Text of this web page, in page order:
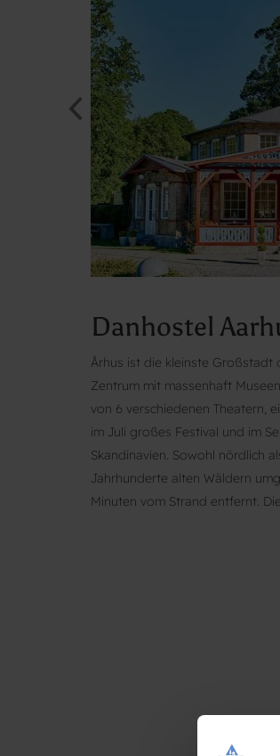
Danhostel
Århus ist die kleinste Großstadt
Zentrum mit massenhaft
von 6 verschiedenen Theatern,
im Juli großes Festival und im
Skandinavien. Sowohl nördlich
Jahrhunderte alten Wäldern
Minuten vom Strand entfernt.